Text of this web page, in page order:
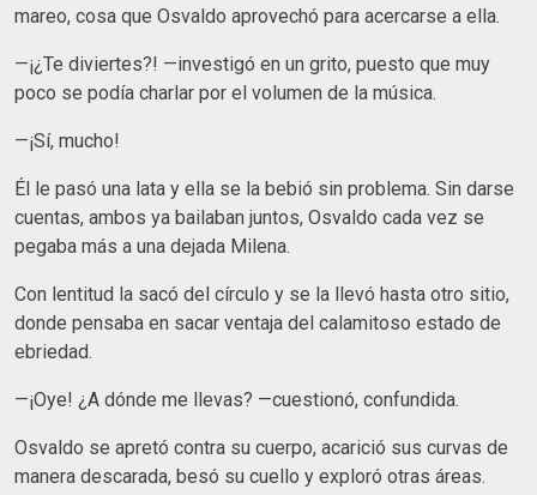
mareo, cosa que Osvaldo aprovechó para acercarse a ella.
—¡¿Te diviertes?! —investigó en un grito, puesto que muy
poco se podía charlar por el volumen de la música.
—¡Sí, mucho!
Él le pasó una lata y ella se la bebió sin problema. Sin darse
cuentas, ambos ya bailaban juntos, Osvaldo cada vez se
pegaba más a una dejada Milena.
Con lentitud la sacó del círculo y se la llevó hasta otro sitio,
donde pensaba en sacar ventaja del calamitoso estado de
ebriedad.
—¡Oye! ¿A dónde me llevas? —cuestionó, confundida.
Osvaldo se apretó contra su cuerpo, acarició sus curvas de
manera descarada, besó su cuello y exploró otras áreas.